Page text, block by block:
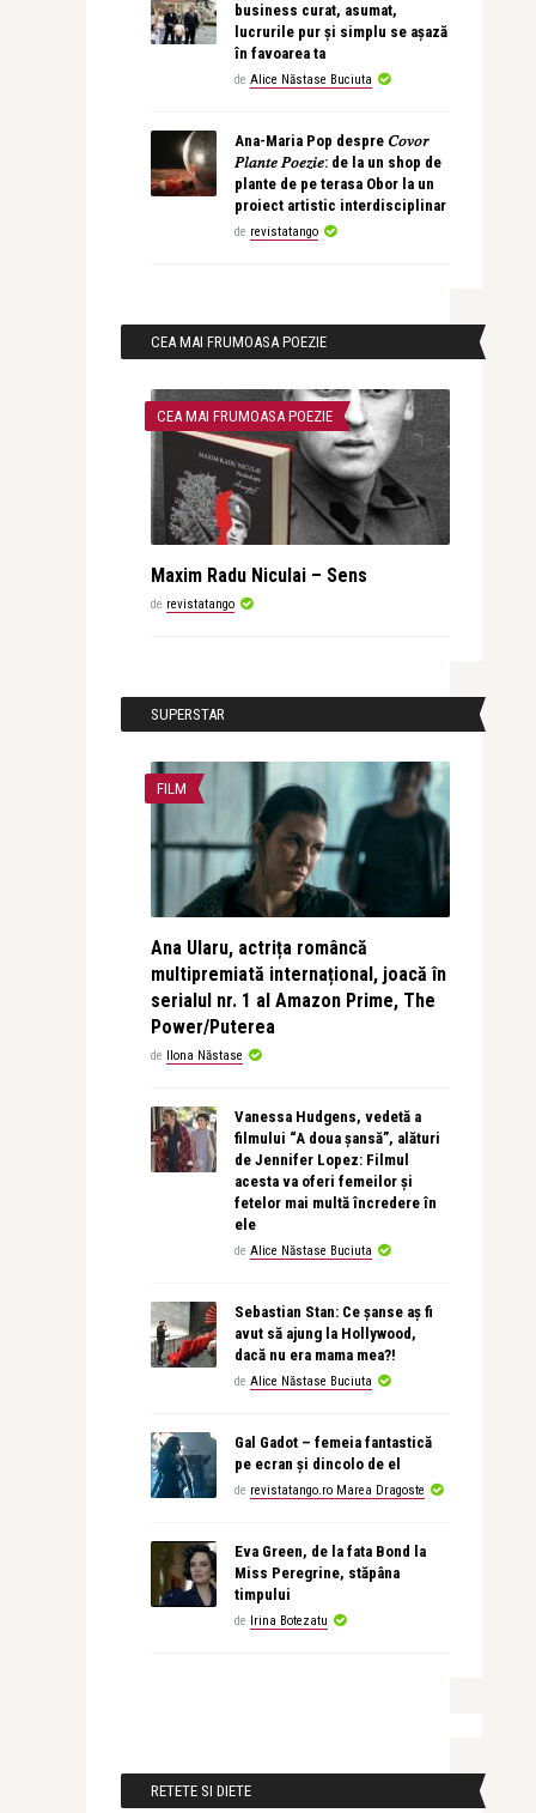
business curat, asumat,
lucrurile pur și simplu se așază
în favoarea ta
de Alice Năstase Buciuta
Ana-Maria Pop despre 𝐶𝑜𝑣𝑜𝑟
𝑃𝑙𝑎𝑛𝑡𝑒 𝑃𝑜𝑒𝑧𝑖𝑒: de la un shop de
plante de pe terasa Obor la un
proiect artistic interdisciplinar
de revistatango
CEA MAI FRUMOASA POEZIE
CEA MAI FRUMOASA POEZIE
Maxim Radu Niculai – Sens
de revistatango
SUPERSTAR
FILM
Ana Ularu, actrița româncă
multipremiată internațional, joacă în
serialul nr. 1 al Amazon Prime, The
Power/Puterea
de Ilona Năstase
Vanessa Hudgens, vedetă a
filmului “A doua șansă”, alături
de Jennifer Lopez: Filmul
acesta va oferi femeilor și
fetelor mai multă încredere în
ele
de Alice Năstase Buciuta
Sebastian Stan: Ce șanse aș fi
avut să ajung la Hollywood,
dacă nu era mama mea?!
de Alice Năstase Buciuta
Gal Gadot – femeia fantastică
pe ecran și dincolo de el
de revistatango.ro Marea Dragoste
Eva Green, de la fata Bond la
Miss Peregrine, stăpâna
timpului
de Irina Botezatu
RETETE SI DIETE